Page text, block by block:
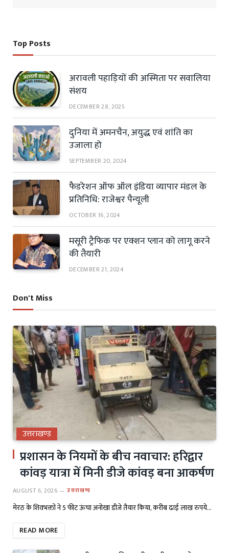
Top Posts
अरावली पहाड़ियों की अस्मिता पर सवालिया
संशय
DECEMBER 28, 2025
दुनिया में अमनचैन, अयुद्ध एवं शांति का
उजाला हो
SEPTEMBER 20, 2024
फैडरेशन ऑफ ऑल इंडिया व्यापार मंडल के
प्रतिनिधि: राजेश्वर पैन्यूली
OCTOBER 16, 2024
मसूरी ट्रैफिक पर एक्शन प्लान को लागू करने
की तैयारी
DECEMBER 21, 2024
Don't Miss
उत्तराखण्ड
प्रशासन के नियमों के बीच नवाचार: हरिद्वार
कांवड़ यात्रा में मिनी डीजे कांवड़ बना आकर्षण
AUGUST 6, 2026 उत्तराखण्ड
मेरठ के शिवभक्तों ने 5 फीट ऊंचा अनोखा डीजे तैयार किया, करीब ढाई लाख रुपये…
READ MORE